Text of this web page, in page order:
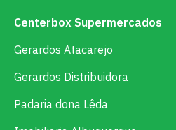
Centerbox Supermercados
Gerardos Atacarejo
Gerardos Distribuidora
Padaria dona Lêda